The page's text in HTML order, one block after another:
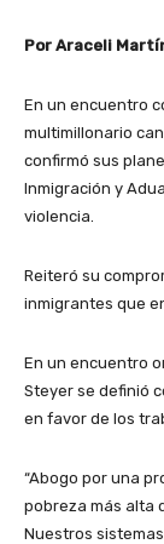
Por Araceli
En un encuentro
multimillonario
confirmó sus
Inmigración y
violencia.
Reiteró su
inmigrantes que
En un encuentro
Steyer se definió
en favor de los
“Abogo por una
pobreza más alta
Nuestros